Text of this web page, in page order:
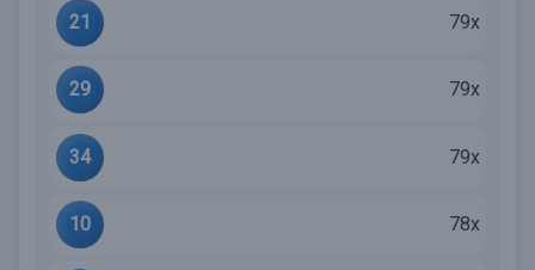
21 79x
29 79x
34 79x
10 78x